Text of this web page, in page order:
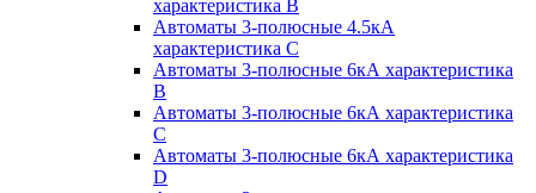
характеристика В
Автоматы 3-полюсные 4.5кА
характеристика С
Автоматы 3-полюсные 6кА характеристика
B
Автоматы 3-полюсные 6кА характеристика
C
Автоматы 3-полюсные 6кА характеристика
D